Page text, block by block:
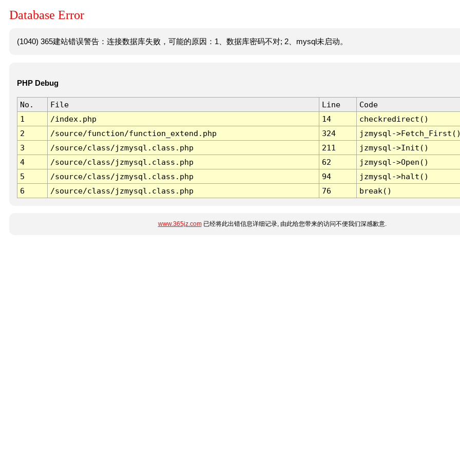
Database Error
(1040) 365建站错误警告：连接数据库失败，可能的原因：1、数据库密码不对; 2、mysql未启动。
PHP Debug
No. File Line
Code
1
/index.php 14
checkredirect()
2
/source/function/function_extend.php 324
jzmysql-
3
/source/class/jzmysql.class.php 211
jzmysql->Init()
4
/source/class/jzmysql.class.php 62
jzmysql->Open()
5
/source/class/jzmysql.class.php 94
jzmysql->halt()
6
/source/class/jzmysql.class.php 76 break()
www.365jz.com已经将此出错信息详细记录, 由此给您带来的访问不便我们深感歉意.